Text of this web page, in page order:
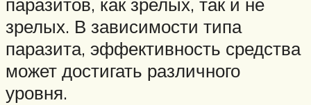
зрелых. В зависимости типа
паразита, эффективность средства
может достигать различного
уровня.